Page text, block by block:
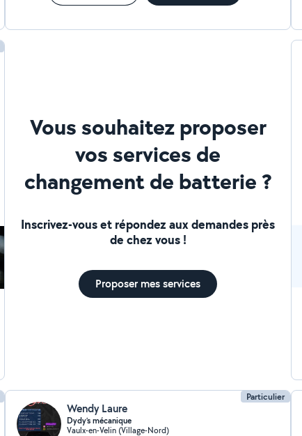
Vous souhaitez proposer
vos services de
changement de batterie ?
Inscrivez-vous et répondez aux demandes près
de chez vous !
Proposer mes services
Particulier
Wendy Laure
Dydy’s mécanique
Vaulx-en-Velin (Village-Nord)